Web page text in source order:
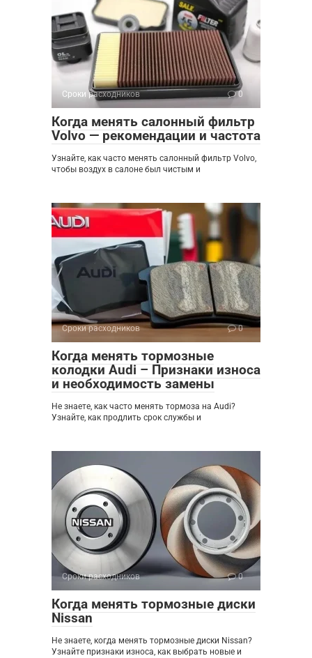
Сроки расходников 0
Когда менять салонный фильтр
Volvo — рекомендации и частота
Узнайте, как часто менять салонный фильтр Volvo,
чтобы воздух в салоне был чистым и
Сроки расходников 0
Когда менять тормозные
колодки Audi – Признаки износа
и необходимость замены
Не знаете, как часто менять тормоза на Audi?
Узнайте, как продлить срок службы и
Сроки расходников 0
Когда менять тормозные диски
Nissan
Не знаете, когда менять тормозные диски Nissan?
Узнайте признаки износа, как выбрать новые и